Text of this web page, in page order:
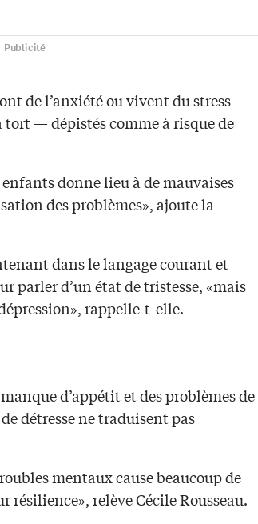
Publicité
de l’anxiété ou vivent du stress
— dépistés comme à risque de
donne lieu à de mauvaises
des problèmes», ajoute la
dans le langage courant et
parler d’un état de tristesse, «mais
rappelle-t-elle.
d’appétit et des problèmes de
détresse ne traduisent pas
mentaux cause beaucoup de
résilience», relève Cécile Rousseau.